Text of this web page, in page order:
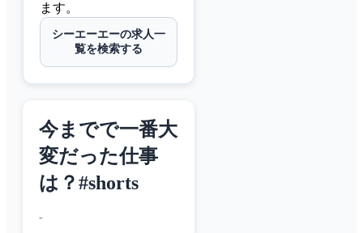
ます。
シーエーエーの求人一
覧を検索する
今までで一番大
変だった仕事
は？#shorts
-